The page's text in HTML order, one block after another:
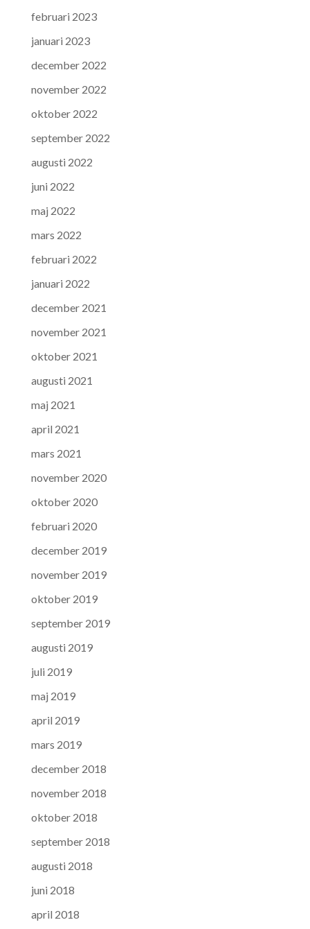
februari 2023
januari 2023
december 2022
november 2022
oktober 2022
september 2022
augusti 2022
juni 2022
maj 2022
mars 2022
februari 2022
januari 2022
december 2021
november 2021
oktober 2021
augusti 2021
maj 2021
april 2021
mars 2021
november 2020
oktober 2020
februari 2020
december 2019
november 2019
oktober 2019
september 2019
augusti 2019
juli 2019
maj 2019
april 2019
mars 2019
december 2018
november 2018
oktober 2018
september 2018
augusti 2018
juni 2018
april 2018